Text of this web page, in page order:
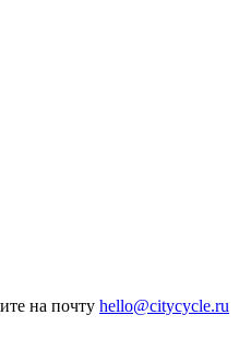
на почту hello@citycycle.ru